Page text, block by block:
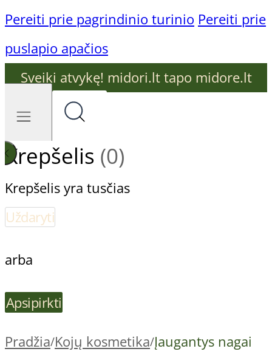
Pereiti prie pagrindinio turinio Pereiti prie
puslapio apačios
Sveiki atvykę! midori.lt tapo midore.lt
Krepšelis (0)
Krepšelis yra tusčias
Uždaryti
arba
Apsipirkti
Pradžia/Kojų kosmetika/Įaugantys nagai